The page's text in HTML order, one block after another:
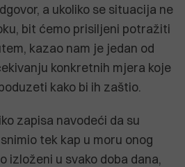
a ukoliko se situacija ne
bit ćemo prisiljeni potražiti
kazao nam je jedan od
konkretnih mjera koje
kako bi ih zaštio.
zapisa navodeći da su
tek kap u moru onog
izloženi u svako doba dana,